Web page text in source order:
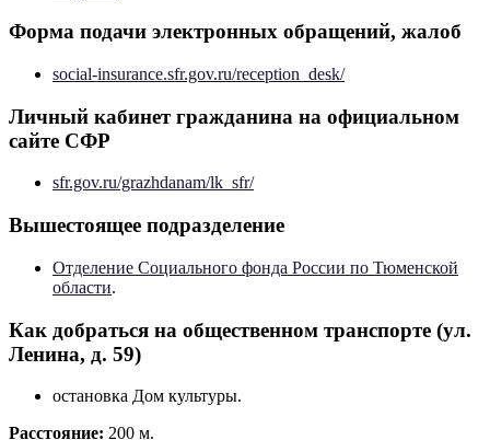
Форма подачи электронных обращений, жалоб
social-insurance.sfr.gov.ru/reception_desk/
Личный кабинет гражданина на официальном
сайте СФР
sfr.gov.ru/grazhdanam/lk_sfr/
Вышестоящее подразделение
Отделение Социального фонда России по Тюменской
области.
Как добраться на общественном транспорте (ул.
Ленина, д. 59)
остановка Дом культуры.
Расстояние: 200 м.